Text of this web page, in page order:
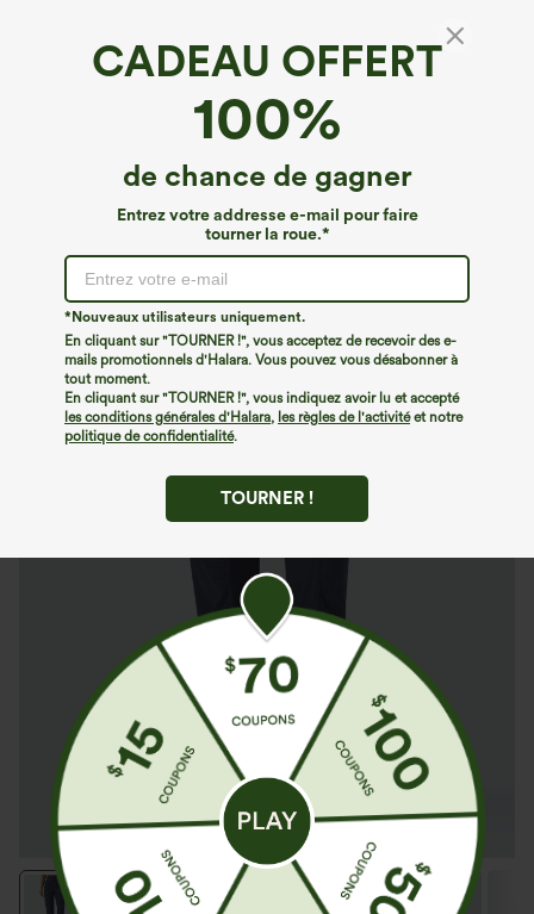
CADEAU OFFERT
100%
de chance de gagner
Entrez votre addresse e-mail pour faire
tourner la roue.*
*Nouveaux utilisateurs uniquement.
En cliquant sur "TOURNER !", vous acceptez de recevoir des e-
mails promotionnels d'Halara. Vous pouvez vous désabonner à
tout moment.
En cliquant sur "TOURNER !", vous indiquez avoir lu et accepté
les conditions générales d'Halara, les règles de l'activitéet notre
politique de confidentialité.
TOURNER !
Joggers de danse taille haute à cordon, effet
froncé, coupe fuselée, à séchage rapide et
toucher frais, avec poches — UPF40+
€35,95 EUR €40,95 EUR
Mix & Match: 3 For €88,30 EUR